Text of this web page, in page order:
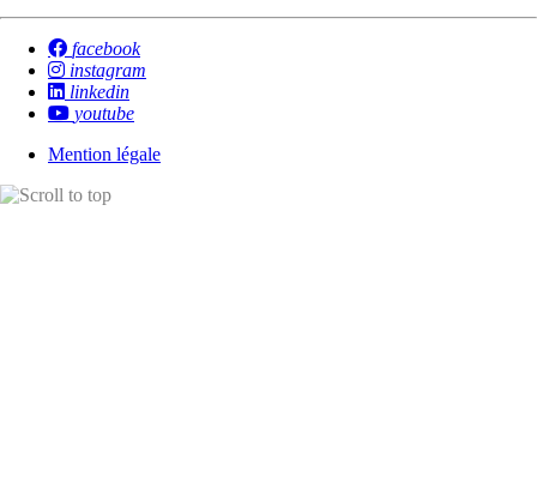
facebook
instagram
linkedin
youtube
Mention légale